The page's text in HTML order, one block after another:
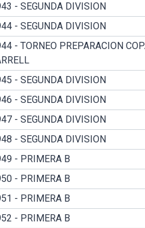
- SEGUNDA DIVISION
- SEGUNDA DIVISION
- TORNEO PREPARACION
- SEGUNDA DIVISION
- SEGUNDA DIVISION
- SEGUNDA DIVISION
- SEGUNDA DIVISION
- PRIMERA B
- PRIMERA B
- PRIMERA B
- PRIMERA B